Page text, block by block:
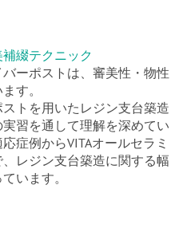
綴テクニック
ーポストは、審美性・物性
す。
トを用いたレジン支台築造
習を通して理解を深めてい
症例からVITAオールセラミ
レジン支台築造に関する幅
います。